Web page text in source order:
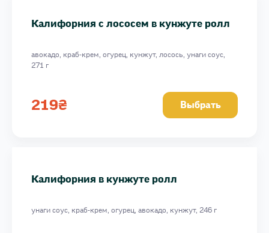
Калифорния с лососем в кунжуте ролл
авокадо, краб-крем, огурец, кунжут, лосось, унаги соус,
271 г
219₴ Выбрать
Калифорния в кунжуте ролл
унаги соус, краб-крем, огурец, авокадо, кунжут, 246 г